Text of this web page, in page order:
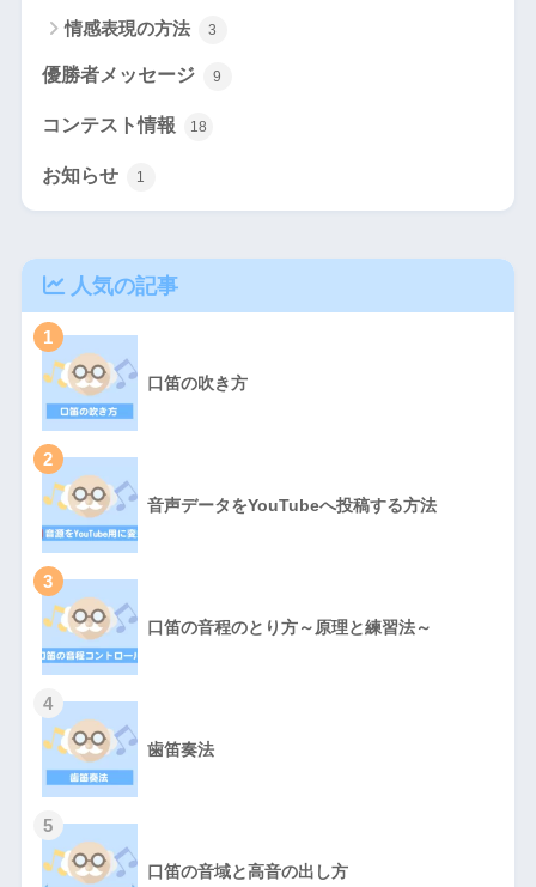
情感表現の方法 3
優勝者メッセージ 9
コンテスト情報 18
お知らせ 1
人気の記事
1
口笛の吹き方
2
音声データをYouTubeへ投稿する方法
3
口笛の音程のとり方～原理と練習法～
4
歯笛奏法
5
口笛の音域と高音の出し方